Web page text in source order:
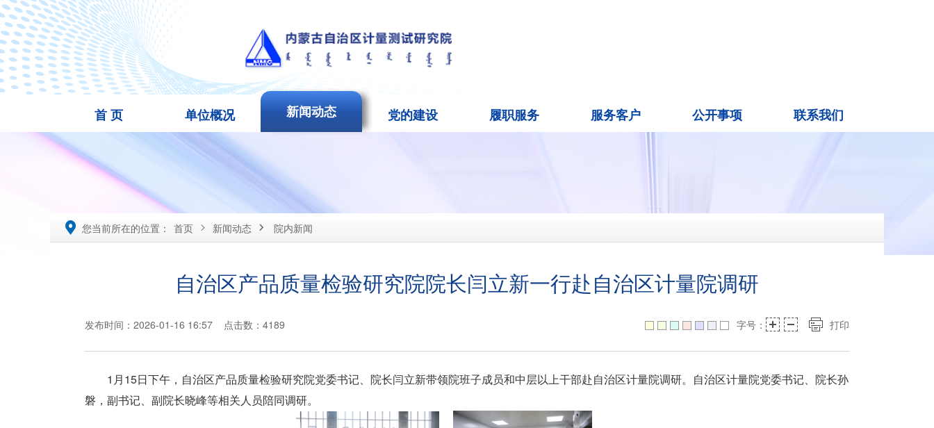
首 页 单位概况 新闻动态 党的建设 履职服务 服务客户 公开事项 联系我们
 您当前所在的位置： 首页  新闻动态  院内新闻
自治区产品质量检验研究院院长闫立新一行赴自治区计量院调研
发布时间：2026-01-16 16:57 点击数：4189 打印
字号：
1月15日下午，自治区产品质量检验研究院党委书记、院长闫立新带领院班子成员和中层以上干部赴自治区计量院调研。自治区计量院党委书记、院长孙
磐，副书记、副院长晓峰等相关人员陪同调研。